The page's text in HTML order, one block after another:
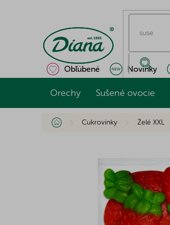
Obľúbené Novinky
Orechy Sušené ovocie
DomovCukrovinky Želé XXL